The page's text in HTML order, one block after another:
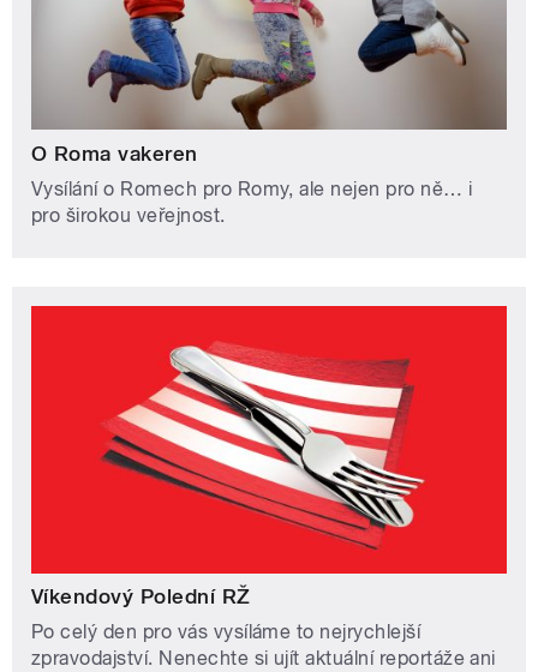
O Roma vakeren
Vysílání o Romech pro Romy, ale nejen pro ně… i
pro širokou veřejnost.
Víkendový Polední RŽ
Po celý den pro vás vysíláme to nejrychlejší
zpravodajství. Nenechte si ujít aktuální reportáže ani